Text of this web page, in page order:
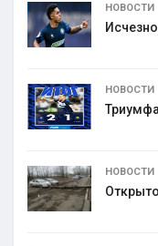
НОВОСТИ
НОВОСТИ
НОВОСТИ